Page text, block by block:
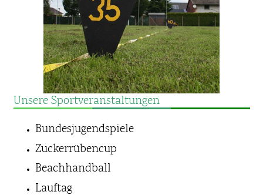
Unsere Sportveranstaltungen
Bundesjugendspiele
Zuckerrübencup
Beachhandball
Lauftag